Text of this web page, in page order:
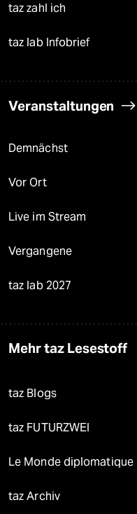
taz zahl ich
taz lab Infobrief
Veranstaltungen
Demnächst
Vor Ort
Live im Stream
Vergangene
taz lab 2027
Mehr taz Lesestoff
taz Blogs
taz FUTURZWEI
Le Monde diplomatique
taz Archiv